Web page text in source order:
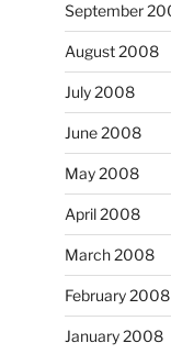
September
August 2008
July 2008
June 2008
May 2008
April 2008
March 2008
February 2008
January 2008